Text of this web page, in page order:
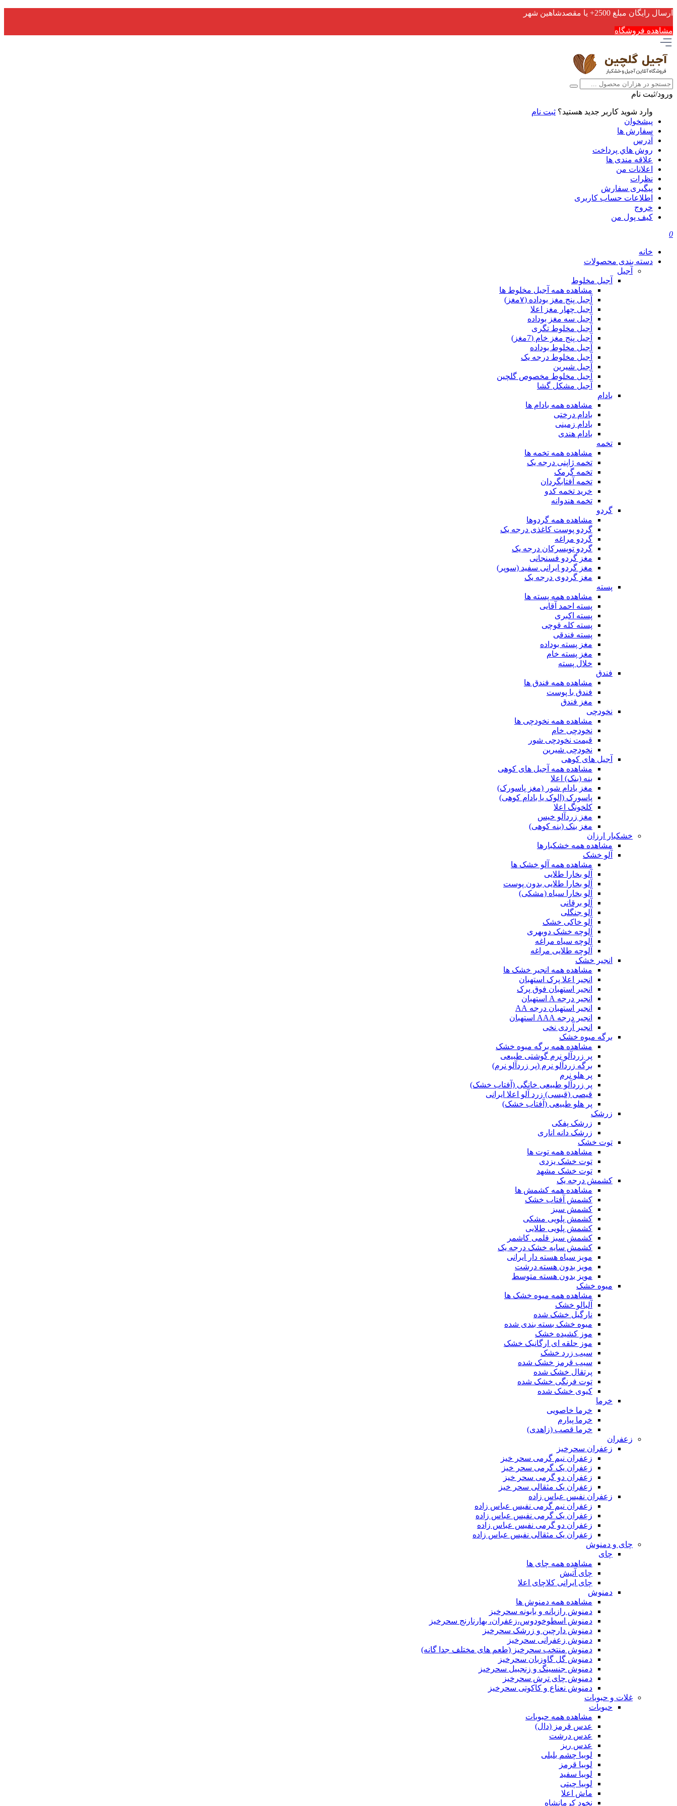
ارسال رایگان مبلغ 2500+ یا مقصدشاهین شهر
مشاهده فروشگاه
ورود/ثبت نام
وارد شوید کاربر جدید هستید؟ ثبت نام
پیشخوان
سفارش ها
آدرس
روش هاي پرداخت
علاقه مندی ها
اعلانات من
نظرات
پیگیری سفارش
اطلاعات حساب كاربری
خروج
کیف پول من
0
خانه
دسته بندی محصولات
آجیل
آجیل مخلوط
مشاهده همه آجیل مخلوط ها
آجیل پنج مغز بوداده (۷مغز)
آجیل چهار مغز اعلا
آجیل سه مغز بوداده
آجیل مخلوط تگری
آجیل پنج مغز خام (7مغز)
آجیل مخلوط بوداده
آجیل مخلوط درجه یک
آجیل شیرین
آجیل مخلوط مخصوص گلچین
آجیل مشکل گشا
بادام
مشاهده همه بادام ها
بادام درختی
بادام زمینی
بادام هندی
تخمه
مشاهده همه تخمه ها
تخمه ژاپنی درجه یک
تخمه گرمک
تخمه آفتابگردان
خرید تخمه کدو
تخمه هندوانه
گردو
مشاهده همه گردوها
گردو پوست کاغذی درجه یک
گردو مراغه
گردو تویسرکان درجه یک
مغز گردو فسنجانی
مغز گردو ایرانی سفید (سوپر)
مغز گردوی درجه یک
پسته
مشاهده همه پسته ها
پسته احمد آقایی
پسته اکبری
پسته کله قوچی
پسته فندقی
مغز پسته بوداده
مغز پسته خام
خلال پسته
فندق
مشاهده همه فندق ها
فندق با پوست
مغز فندق
نخودچی
مشاهده همه نخودچی ها
نخودچی خام
قیمت نخودچی شور
نخودچی شیرین
آجیل های کوهی
مشاهده همه آجیل های کوهی
بنه (بنک) اعلا
مغز بادام شور (مغز پاسورک)
پاسورک (الوک یا بادام کوهی)
کلخونگ اعلا
مغز زردآلو خیس
مغز بنک (بنه کوهی)
خشکبار ارزان
مشاهده همه خشکبارها
آلو خشک
مشاهده همه آلو خشک ها
آلو بخارا طلایی
آلو بخارا طلایی بدون پوست
آلو بخارا سیاه (مشکی)
آلو برقانی
آلو جنگلی
آلو خاکی خشک
آلوچه خشک دوبهری
آلوچه سیاه مراغه
آلوچه طلایی مراغه
انجیر خشک
مشاهده همه انجیر خشک ها
انجیر اعلا پرک استهبان
انجیر استهبان فوق پرک
انجیر درجه A استهبان
انجیر استهبان درجه AA
انجیر درجه AAA استهبان
انجیر آردی نخی
برگه میوه خشک
مشاهده همه برگه میوه خشک
پر زردآلو نرم گوشتی طبیعی
برگه زردآلو نرم (پر زردآلو نرم)
پر هلو نرم
پر زردآلو طبیعی خانگی (آفتاب خشک)
قیصی (قیسی) زرد آلو اعلا ایرانی
پر هلو طبیعی (آفتاب خشک)
زرشک
زرشک پفکی
زرشک دانه اناری
توت خشک
مشاهده همه توت ها
توت خشک یزدی
توت خشک مشهد
کشمش درجه یک
مشاهده همه کشمش ها
کشمش آفتاب خشک
کشمش سبز
کشمش پلویی مشکی
کشمش پلویی طلایی
کشمش سبز قلمی کاشمر
کشمش سایه خشک درجه یک
مویز سیاه هسته دار ایرانی
مویز بدون هسته درشت
مویز بدون هسته متوسط
میوه خشک
مشاهده همه میوه خشک ها
آلبالو خشک
نارگیل خشک شده
میوه خشک بسته بندی شده
موز کشیده خشک
موز حلقه ای ارگانیک خشک
سیب زرد خشک
سیب قرمز خشک شده
پرتقال خشک شده
توت فرنگی خشک شده
کیوی خشک شده
خرما
خرما خاصویی
خرما پیارم
خرما قصب (زاهدی)
زعفران
زعفران سحرخیز
زعفران نیم گرمی سحر خیز
زعفران یک گرمی سحر خیز
زعفران دو گرمی سحر خیز
زعفران یک مثقالی سحر خیز
زعفران نفیس عباس زاده
زعفران نیم گرمی نفیس عباس زاده
زعفران یک گرمی نفیس عباس زاده
زعفران دو گرمی نفیس عباس زاده
زعفران یک مثقالی نفیس عباس زاده
چای و دمنوش
چای
مشاهده همه چای ها
چای آتیش
چای ایرانی کلاچای اعلا
دمنوش
مشاهده همه دمنوش ها
دمنوش رازیانه و بابونه سحرخیز
دمنوش اسطوخودوس،زعفران، بهارنارنج سحرخیز
دمنوش دارچین و زرشک سحرخیز
دمنوش زعفرانی سحرخیز
دمنوش منتخب سحرخیز (طعم های مختلف جدا گانه)
دمنوش گل گاوزبان سحرخیز
دمنوش جنسینگ و زنجبیل سحرخیز
دمنوش چای ترش سحرخیز
دمنوش نعناع و کاکوتی سحرخیز
غلات و حبوبات
حبوبات
مشاهده همه حبوبات
عدس قرمز (دال)
عدس درشت
عدس ریز
لوبیا چشم بلبلی
لوبیا قرمز
لوبیا سفید
لوبیا چیتی
ماش اعلا
نخود کرمانشاه